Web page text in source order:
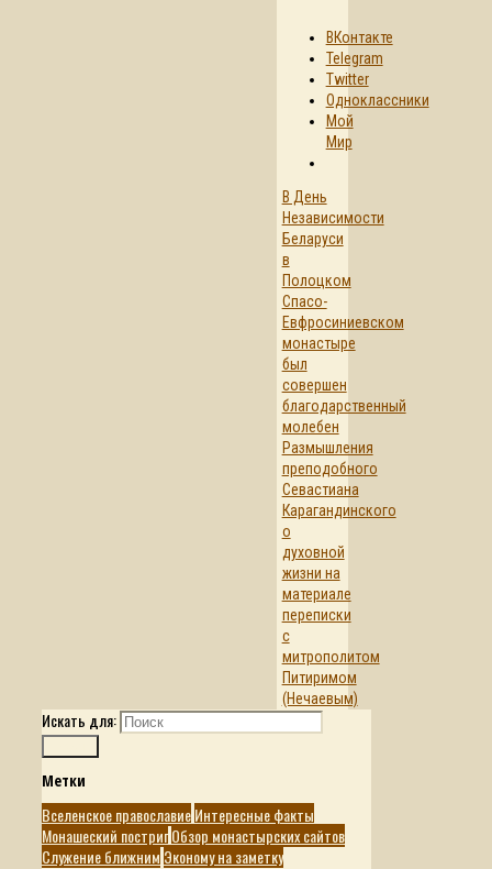
ВКонтакте
Telegram
Twitter
Одноклассники
Мой
Мир
В День
Независимости
Беларуси
в
Полоцком
Спасо-
Евфросиниевском
монастыре
был
совершен
благодарственный
молебен
Размышления
преподобного
Севастиана
Карагандинского
о
духовной
жизни на
материале
переписки
с
митрополитом
Питиримом
(Нечаевым)
Искать для:
Метки
Вселенское православиеИнтересные факты
Монашеский постригОбзор монастырских сайтов
Служение ближним Эконому на заметку